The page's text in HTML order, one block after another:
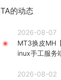
TA的动态
2026-08-07
MT3换皮MH
inux手工服务
教程
2026-08-02